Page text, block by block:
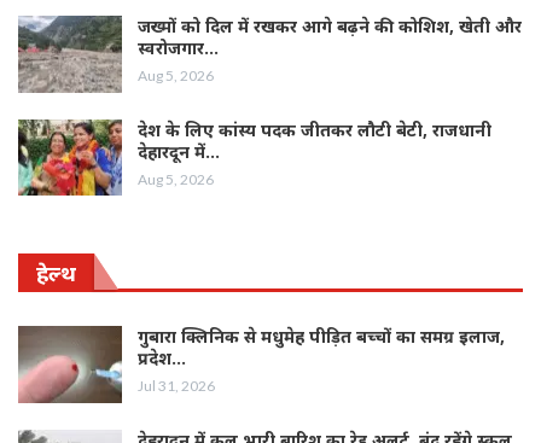
जख्मों को दिल में रखकर आगे बढ़ने की कोशिश, खेती और
स्वरोजगार…
Aug 5, 2026
देश के लिए कांस्य पदक जीतकर लौटी बेटी, राजधानी
देहारदून में…
Aug 5, 2026
हेल्थ
गुबारा क्लिनिक से मधुमेह पीड़ित बच्चों का समग्र इलाज,
प्रदेश…
Jul 31, 2026